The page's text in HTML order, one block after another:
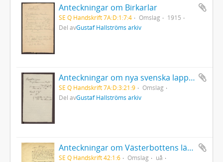
Anteckningar om Birkarlar
SE Q Handskrift 7A:D:1:7:4 Omslag
1915
Del avGustaf Hallströms arkiv
Anteckningar om nya svenska lapptrummor med teckningar
SE Q Handskrift 7A:D:3:21:9
Omslag
Del avGustaf Hallströms arkiv
Anteckningar om Västerbottens läns lappmarker
SE Q Handskrift 42:1:6 Omslag
uå